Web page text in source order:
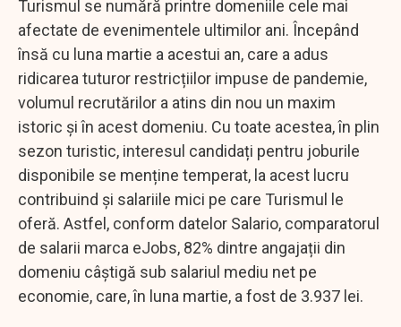
Turismul se numără printre domeniile cele mai
afectate de evenimentele ultimilor ani. Începând
însă cu luna martie a acestui an, care a adus
ridicarea tuturor restricțiilor impuse de pandemie,
volumul recrutărilor a atins din nou un maxim
istoric și în acest domeniu. Cu toate acestea, în plin
sezon turistic, interesul candidați pentru joburile
disponibile se menține temperat, la acest lucru
contribuind și salariile mici pe care Turismul le
oferă. Astfel, conform datelor Salario, comparatorul
de salarii marca eJobs, 82% dintre angajații din
domeniu câștigă sub salariul mediu net pe
economie, care, în luna martie, a fost de 3.937 lei.